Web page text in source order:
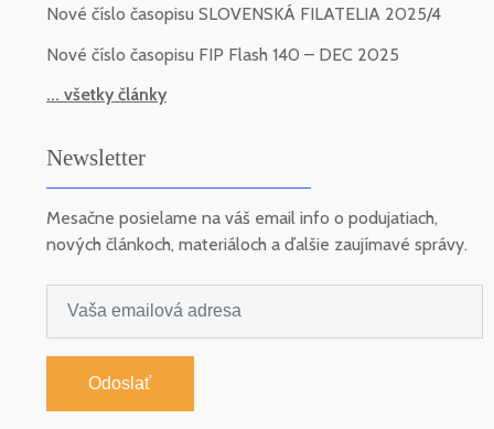
Nové číslo časopisu SLOVENSKÁ FILATELIA 2025/4
Nové číslo časopisu FIP Flash 140 – DEC 2025
... všetky články
Newsletter
Mesačne posielame na váš email info o podujatiach,
nových článkoch, materiáloch a ďalšie zaujímavé správy.
Odoslať